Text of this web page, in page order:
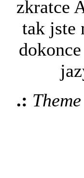
zkratce
tak jste
.: